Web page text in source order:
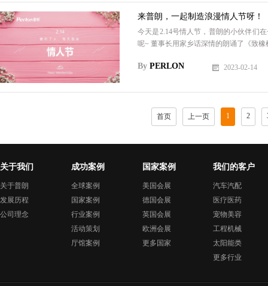
来普朗，一起制造浪漫情人节呀！
今天是2.14号情人节，普朗的小伙伴们
呢~ 董事长用家乡话深情的朗诵了《致橡
By PERLON 2023-02-14
首页 上一页 1 2
关于我们
关于普朗
发展历程
公司理念
成功案例
全球案例
国家案例
行业案例
活动策划
厅馆案例
国家案例
美国会展
德国会展
英国会展
欧洲会展
更多国家
我们的客户
汽车汽配
医疗医药
宠物美容
工程机械
太阳能类
更多行业